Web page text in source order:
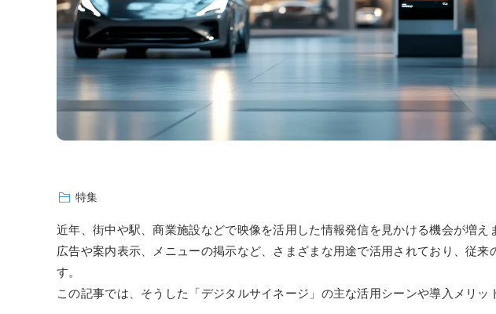
特集
近年、街中や駅、商業施設などで映像を活用した情報発信を見かける機会が増え
広告や案内表示、メニューの掲示など、さまざまな用途で活用されており、従来
す。
この記事では、そうした「デジタルサイネージ」の主な活用シーンや導入メリッ